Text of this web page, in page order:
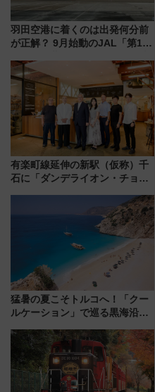
羽田空港に着くのは出発何分前
が正解？ 9月始動のJAL「第1タ
歩1キロ超え！ 知っておきたい
変更点まとめ
有楽町線延伸の新駅（仮称）千
石に「ダンデライオン・チョコ
1億円出資で挑む新時代のまちづ
猛暑の夏こそトルコへ！「クー
ルケーション」で巡る黒海沿岸
連検索数が前年比237％増、ナ
ショジオも認める『2026年に訪
れるべき世界の旅先』